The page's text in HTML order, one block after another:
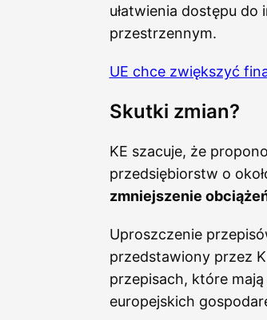
ułatwienia dostępu
przestrzennym.
UE chce zwiększyć
Skutki zmian?
KE szacuje, że
przedsiębiorstw o
zmniejszenie
Uproszczenie
przedstawiony przez
przepisach, które
europejskich